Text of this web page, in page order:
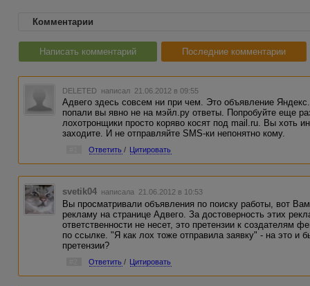
Комментарии
Написать комментарий Последние комментарии
DELETED написал 21.06.2012 в 09:55
Адвего здесь совсем ни при чем. Это объявление
попали вы явно не на мэйл.ру ответы. Попробуйте еще
лохотронщики просто коряво косят под mail.ru. Вы хоть
заходите. И не отправляйте SMS-ки непонятно кому.
Ответить / Цитировать
svetik04 написала 21.06.2012 в 10:53
Вы просматривали объявления по поиску работы, вот
рекламу на странице Адвего. За достоверность этих
ответственности не несет, это претензии к создателям
по ссылке. "Я как лох тоже отправила заявку" - на это и
претензии?
Ответить / Цитировать